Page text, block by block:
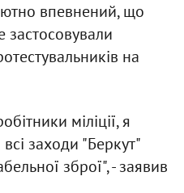
впевнений, що
застосовували
на
міліції, я
заходи "Беркут"
зброї", - заявив